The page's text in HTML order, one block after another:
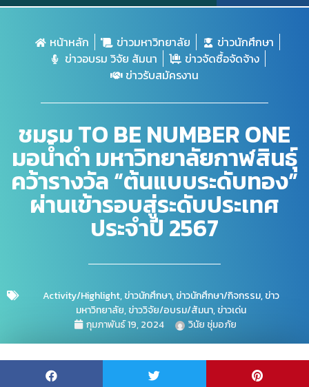
หน้าหลัก ข่าวมหาวิทยาลัย
ข่าวนักศึกษา
ข่าวอบรม วิจัย สัมนา
ข่าวจัดซื้อจัดจ้าง
ข่าวรับสมัครงาน
ชมรม TO BE NUMBER ONE
มอน้ำดำ มหาวิทยาลัยกาฬสินธุ์
คว้ารางวัล “ต้นแบบระดับทอง”
ผ่านเข้ารอบสู่ระดับประเทศ
ประจำปี 2567
Activity/Highlight,ข่าวนักศึกษา,ข่าวนักศึกษา/กิจกรรม,ข่าว
มหาวิทยาลัย,ข่าววิจัย/อบรม/สัมนา,ข่าวเด่น
กุมภาพันธ์ 19, 2024
วินัย ชุ่มอภัย